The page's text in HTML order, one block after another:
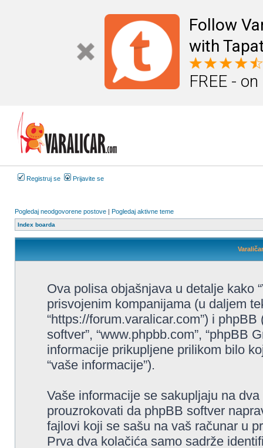
Follow
with
FREE -
Registruj se Prijavite se
Pogledaj neodgovorene postove | Pogledaj aktivne teme
Index boarda
Ova polisa objašnjava u detalje kako
prisvojenim kompanijama (u daljem
“https://forum.varalicar.com”) i phpBB
softver”, “www.phpbb.com”, “phpBB
informacije prikupljene prilikom bilo
“vaše informacije”).
Vaše informacije se sakupljaju na
prouzrokovati da phpBB softver
fajlovi koji se sašu na vaš računar u
Prva dva kolačića samo sadrže